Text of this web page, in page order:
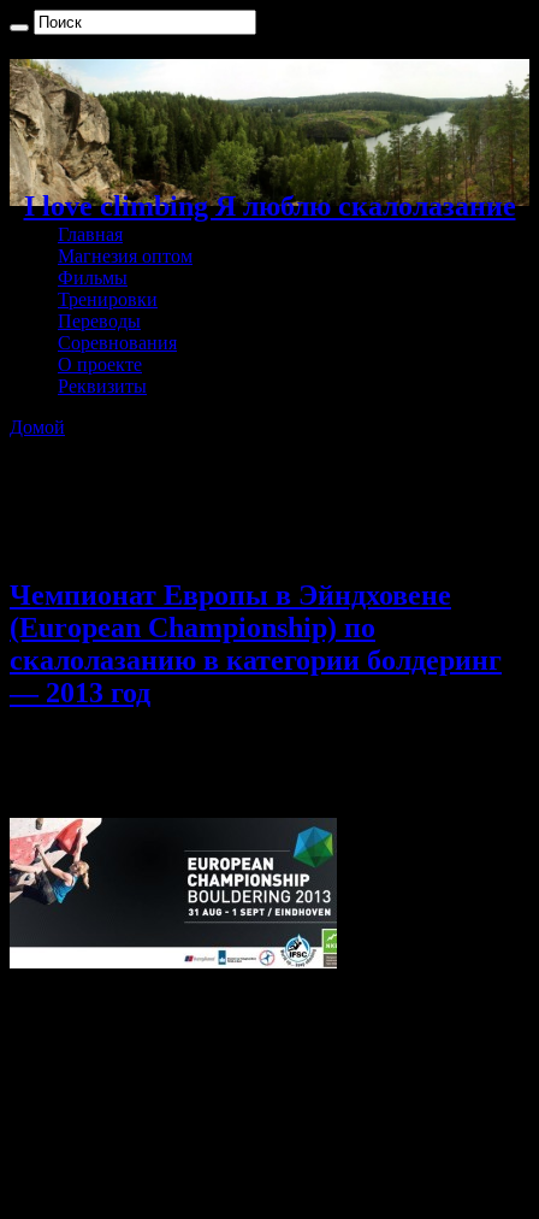
I love climbing Я люблю скалолазание
Главная
Магнезия оптом
Фильмы
Тренировки
Переводы
Соревнования
О проекте
Реквизиты
Домой
Чемпионат Европы в Эйндховене
(European Championship) по
скалолазанию в категории болдеринг
— 2013 год